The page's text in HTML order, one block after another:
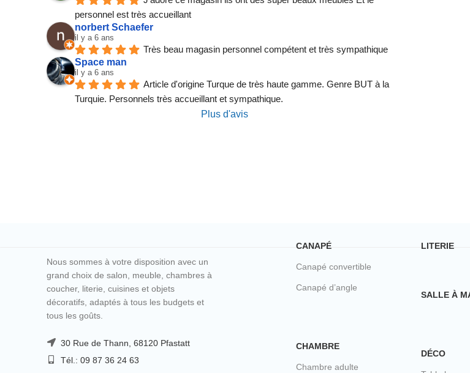
personnel est très accueillant
norbert Schaefer
il y a 6 ans
Très beau magasin personnel compétent et très sympathique
Space man
il y a 6 ans
Article d'origine Turque de très haute gamme. Genre BUT à la
Turquie. Personnels très accueillant et sympathique.
Plus d'avis
Nous sommes à votre disposition avec un
grand choix de salon, meuble, chambres à
coucher, literie, cuisines et objets
décoratifs, adaptés à tous les budgets et
tous les goûts.
30 Rue de Thann, 68120 Pfastatt
Tél.: 09 87 36 24 63
CANAPÉ
Canapé convertible
Canapé d’angle
CHAMBRE
Chambre adulte
LITERIE
SALLE À
DÉCO